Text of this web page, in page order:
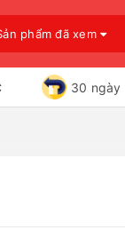
phẩm đã xem
30 ngày